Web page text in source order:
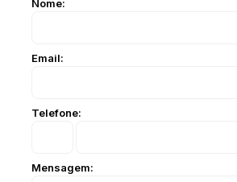
Nome:
Email:
Telefone:
Mensagem: